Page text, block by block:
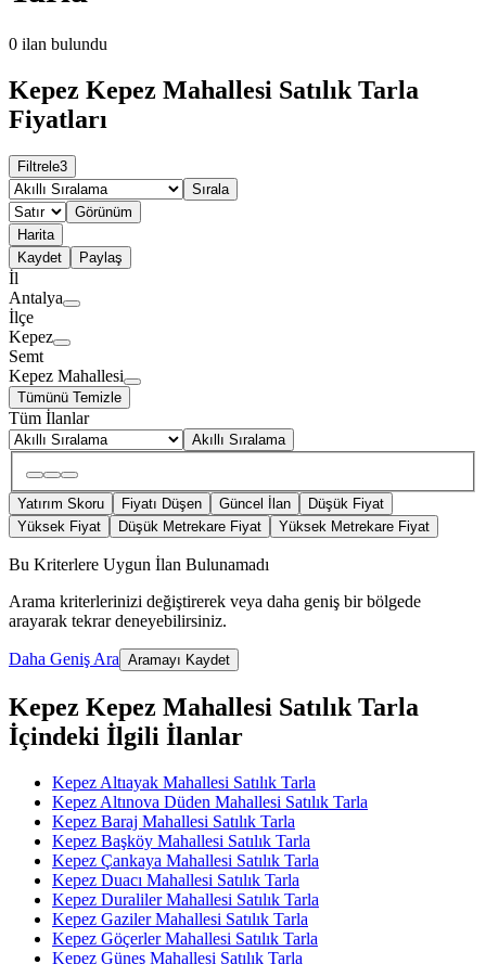
0 ilan bulundu
Kepez Kepez Mahallesi Satılık Tarla
Fiyatları
Filtrele3
Sırala
Görünüm
Harita
Kaydet
Paylaş
İl
Antalya
İlçe
Kepez
Semt
Kepez Mahallesi
Tümünü Temizle
Tüm İlanlar
Akıllı Sıralama
Yatırım Skoru Fiyatı Düşen Güncel İlan
Düşük Fiyat
Yüksek Fiyat
Düşük Metrekare Fiyat Yüksek Metrekare Fiyat
Bu Kriterlere Uygun İlan Bulunamadı
Arama kriterlerinizi değiştirerek veya daha geniş bir bölgede
arayarak tekrar deneyebilirsiniz.
Daha Geniş Ara Aramayı Kaydet
Kepez Kepez Mahallesi Satılık Tarla
İçindeki İlgili İlanlar
Kepez Altıayak Mahallesi Satılık Tarla
Kepez Altınova Düden Mahallesi Satılık Tarla
Kepez Baraj Mahallesi Satılık Tarla
Kepez Başköy Mahallesi Satılık Tarla
Kepez Çankaya Mahallesi Satılık Tarla
Kepez Duacı Mahallesi Satılık Tarla
Kepez Duraliler Mahallesi Satılık Tarla
Kepez Gaziler Mahallesi Satılık Tarla
Kepez Göçerler Mahallesi Satılık Tarla
Kepez Güneş Mahallesi Satılık Tarla